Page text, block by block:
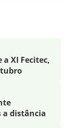
XI Fecitec,
a distância